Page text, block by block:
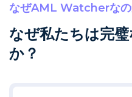
なぜAML Watcherな
なぜ私たちは完
か？